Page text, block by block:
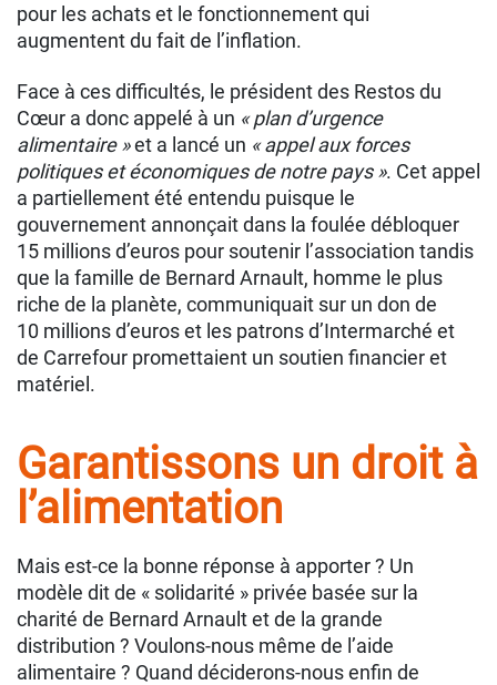
pour les achats et le fonctionnement qui
augmentent du fait de l’inflation.
Face à ces difficultés, le président des Restos du
Cœur a donc appelé à un « plan d’urgence
alimentaire »et a lancé un « appel aux forces
politiques et économiques de notre pays ». Cet appel
a partiellement été entendu puisque le
gouvernement annonçait dans la foulée débloquer
15 millions d’euros pour soutenir l’association tandis
que la famille de Bernard Arnault, homme le plus
riche de la planète, communiquait sur un don de
10 millions d’euros et les patrons d’Intermarché et
de Carrefour promettaient un soutien financier et
matériel.
Garantissons un droit à
l’alimentation
Mais est-ce la bonne réponse à apporter ? Un
modèle dit de « solidarité » privée basée sur la
charité de Bernard Arnault et de la grande
distribution ? Voulons-nous même de l’aide
alimentaire ? Quand déciderons-nous enfin de